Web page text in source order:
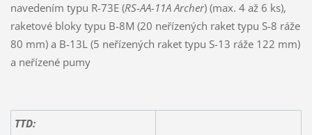
navedením typu R-73E (RS-AA-11A Archer) (max. 4 až 6 ks),
raketové bloky typu B-8M (20 neřízených raket typu S-8 ráže
80 mm) a B-13L (5 neřízených raket typu S-13 ráže 122 mm)
a neřízené pumy
TTD: